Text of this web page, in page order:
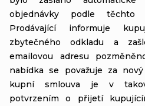
objednávky podle těchto
Prodávající informuje
zbytečného odkladu a
emailovou adresu
nabídka se považuje za
kupní smlouva je v
potvrzením o přijetí